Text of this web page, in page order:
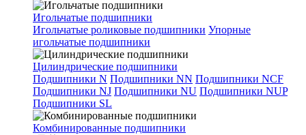
Игольчатые подшипники
Игольчатые роликовые подшипники Упорные
игольчатые подшипники
Цилиндрические подшипники
Подшипники N Подшипники NN Подшипники NCF
Подшипники NJ Подшипники NU Подшипники NUP
Подшипники SL
Комбинированные подшипники